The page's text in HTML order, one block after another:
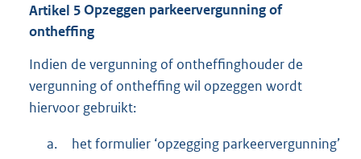
Artikel 5Opzeggen parkeervergunning of
ontheffing
Indien de vergunning of ontheffinghouder de
vergunning of ontheffing wil opzeggen wordt
hiervoor gebruikt:
a.
het formulier ‘opzegging parkeervergunning’